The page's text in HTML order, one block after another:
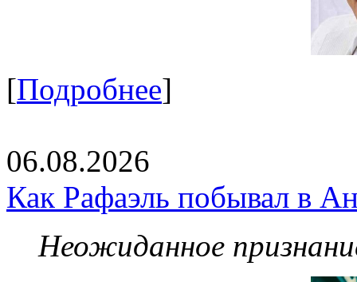
[Подробнее]
06.08.2026
Как Рафаэль побывал в
Неожиданное